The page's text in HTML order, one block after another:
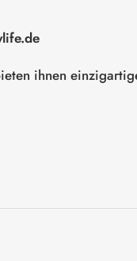
ihnen